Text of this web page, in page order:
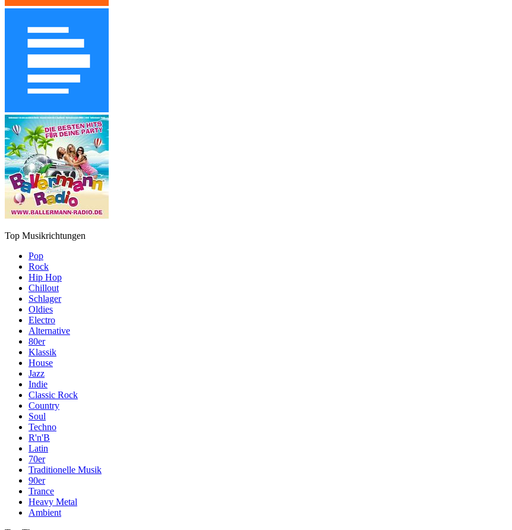
Top Musikrichtungen
Pop
Rock
Hip Hop
Chillout
Schlager
Oldies
Electro
Alternative
80er
Klassik
House
Jazz
Indie
Classic Rock
Country
Soul
Techno
R'n'B
Latin
70er
Traditionelle Musik
90er
Trance
Heavy Metal
Ambient